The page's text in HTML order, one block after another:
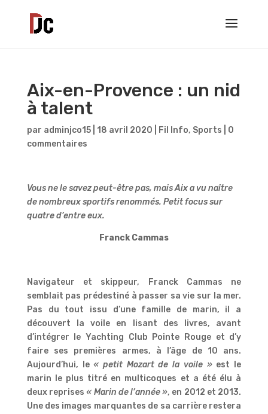
Aix-en-Provence : un nid
à talent
par adminjco15| 18 avril 2020 Fil Info, Sports
0
commentaires
Vous ne le savez peut-être pas, mais Aix a vu naître
de nombreux sportifs renommés. Petit focus sur
quatre d’entre eux.
Franck Cammas
Navigateur et skippeur, Franck Cammas ne
semblait pas prédestiné à passer sa vie sur la mer.
Pas du tout issu d’une famille de marin, il a
découvert la voile en lisant des livres, avant
d’intégrer le Yachting Club Pointe Rouge et d’y
faire ses premières armes, à l’âge de 10 ans.
Aujourd’hui, le« petit Mozart de la voile » est le
marin le plus titré en multicoques et a été élu à
deux reprises« Marin de l’année », en 2012 et 2013.
Une des images marquantes de sa carrière restera